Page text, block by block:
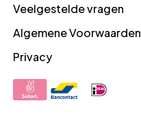
Veelgestelde vragen
Algemene Voorwaarden
Privacy